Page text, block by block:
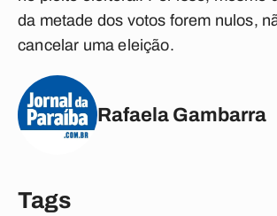
da metade dos votos forem nulos,
cancelar uma eleição.
Rafaela Gambarra
Tags